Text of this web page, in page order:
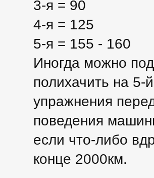
3-я = 90
4-я = 125
5-я = 155 - 160
Иногда можно
полихачить на 5-
упражнения
поведения
если что-либо
конце 2000км.